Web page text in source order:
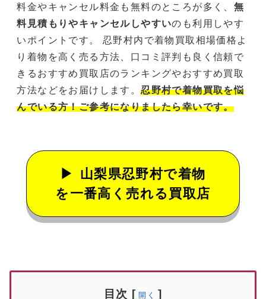
料金やキャンセル料金も無料のところが多く、 無
料見積もりやキャンセルしやすいのも利用しやす
いポイントです。 忍野村内で着物買取相場価格よ
り着物を高く売る方法、口コミ評判も良く信頼で
きるおすすめ買取店のランキングやおすすめ買取
方法などをお届けします。忍野村で着物買取を悩
んでいる方！ご参考になりましたら幸いです。
山梨県忍野村で着物
を一番高く売れる買取店
目次 [ 開く ]